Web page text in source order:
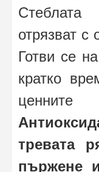
отрязват с
Готви се
кратко
тревата
пържене